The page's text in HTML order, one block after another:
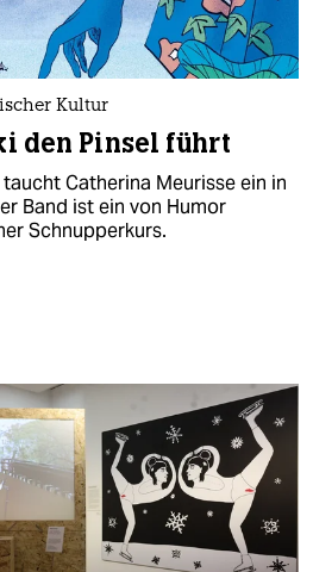
Kultur
den Pinsel führt
taucht Catherina Meurisse ein in
Band ist ein von Humor
Schnupperkurs.